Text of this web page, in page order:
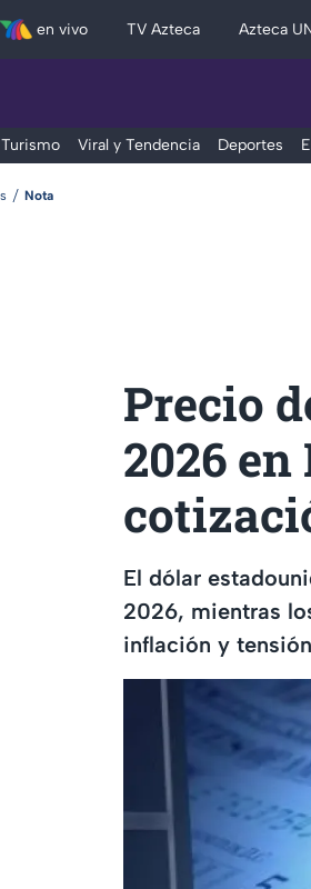
en vivo TV Azteca Azteca
Turismo Viral y Tendencia Deportes
Nota
Precio
2026
El dólar
2026, mientras
inflación y